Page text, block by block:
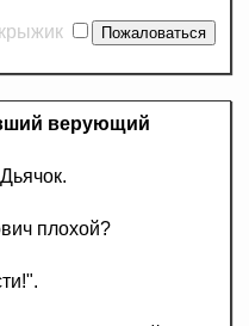
верующий
плохой?